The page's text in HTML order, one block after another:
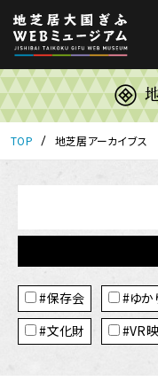
ー
ジ
は
地
芝
居
TOP 地芝居アーカイブス
タ
グ #保存会 #ゆか
#文化財
#VR